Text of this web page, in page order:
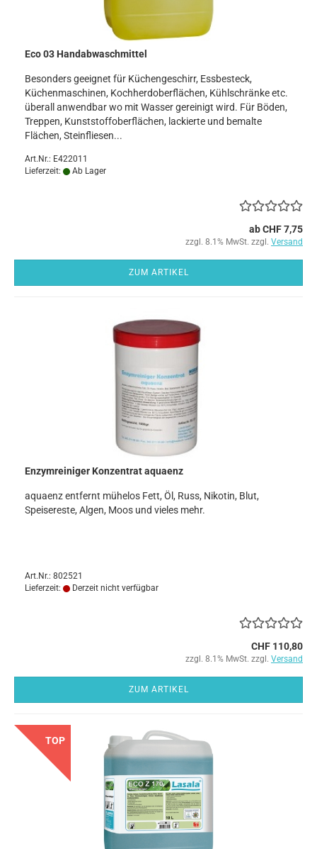
Eco 03 Handabwaschmittel
Besonders geeignet für Küchengeschirr, Essbesteck,
Küchenmaschinen, Kochherdoberflächen, Kühlschränke etc.
überall anwendbar wo mit Wasser gereinigt wird. Für Böden,
Treppen, Kunststoffoberflächen, lackierte und bemalte
Flächen, Steinfliesen...
Art.Nr.: E422011
Lieferzeit:
Ab Lager
ab CHF 7,75
zzgl. 8.1% MwSt. zzgl. Versand
ZUM ARTIKEL
Enzymreiniger Konzentrat aquaenz
aquaenz entfernt mühelos Fett, Öl, Russ, Nikotin, Blut,
Speisereste, Algen, Moos und vieles mehr.
Art.Nr.: 802521
Lieferzeit:
Derzeit nicht verfügbar
CHF 110,80
zzgl. 8.1% MwSt. zzgl. Versand
ZUM ARTIKEL
TOP